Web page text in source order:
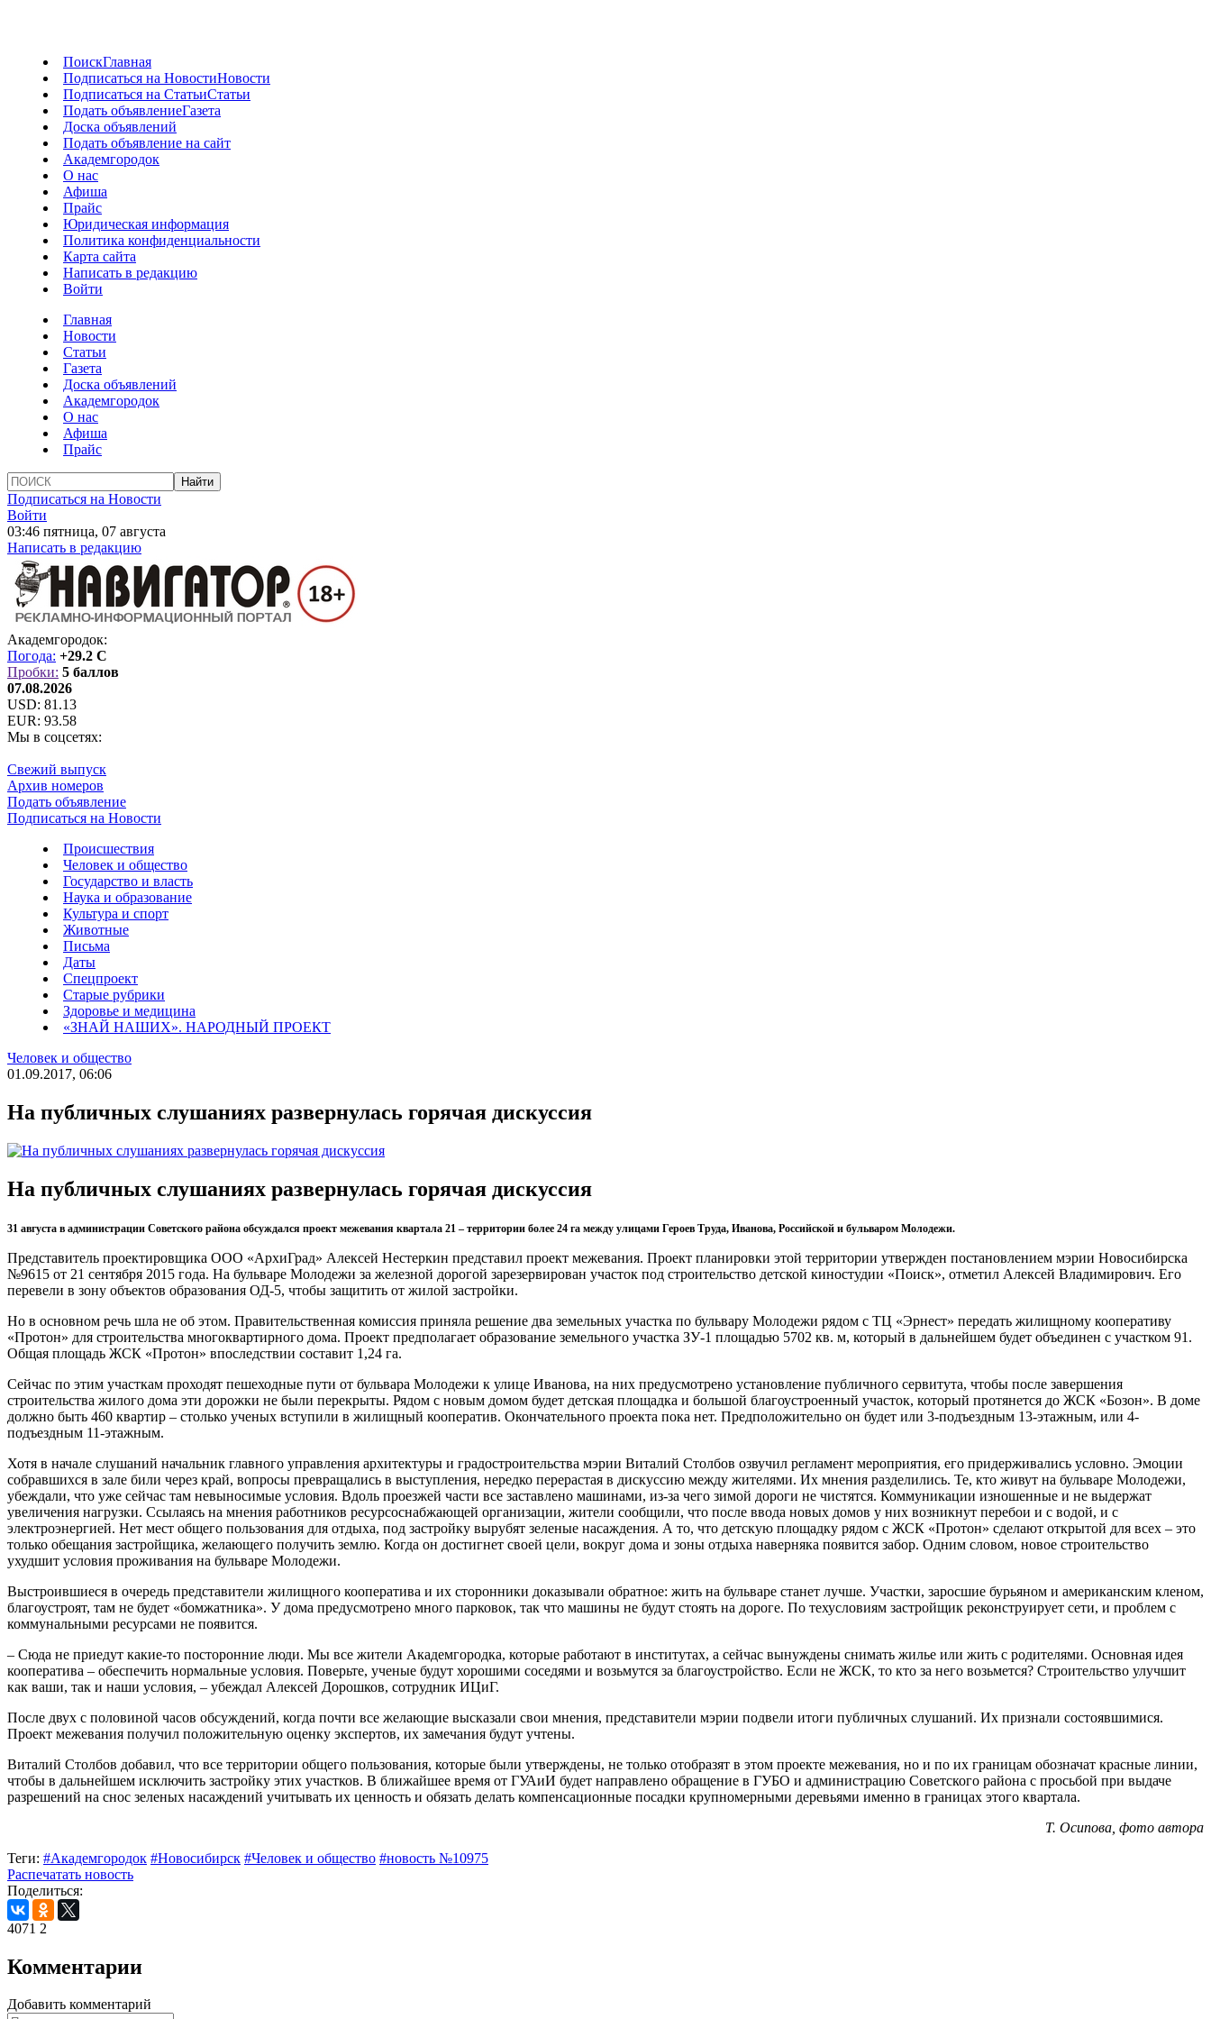
ПоискГлавная
Подписаться на НовостиНовости
Подписаться на СтатьиСтатьи
Подать объявлениеГазета
Доска объявлений
Подать объявление на сайт
Академгородок
О нас
Афиша
Прайс
Юридическая информация
Политика конфиденциальности
Карта сайта
Написать в редакцию
Войти
Главная
Новости
Статьи
Газета
Доска объявлений
Академгородок
О нас
Афиша
Прайс
Подписаться на Новости
Войти
03:46 пятница, 07 августа
Написать в редакцию
Академгородок:
Погода: +29.2 C
Пробки: 5 баллов
07.08.2026
USD: 81.13
EUR: 93.58
Мы в соцсетях:
Свежий выпуск
Архив номеров
Подать объявление
Подписаться на Новости
Происшествия
Человек и общество
Государство и власть
Наука и образование
Культура и спорт
Животные
Письма
Даты
Спецпроект
Старые рубрики
Здоровье и медицина
«ЗНАЙ НАШИХ». НАРОДНЫЙ ПРОЕКТ
Человек и общество
01.09.2017, 06:06
На публичных слушаниях развернулась горячая дискуссия
На публичных слушаниях развернулась горячая дискуссия
31 августа в администрации Советского района обсуждался проект межевания квартала 21 – территории более 24 га между улицами Героев Труда, Иванова, Российской и бульваром Молодежи.
Представитель проектировщика ООО «АрхиГрад» Алексей Нестеркин представил проект межевания. Проект планировки этой территории утвержден постановлением мэрии Новосибирска
№9615 от 21 сентября 2015 года. На бульваре Молодежи за железной дорогой зарезервирован участок под строительство детской киностудии «Поиск», отметил Алексей Владимирович. Его
перевели в зону объектов образования ОД-5, чтобы защитить от жилой застройки.
Но в основном речь шла не об этом. Правительственная комиссия приняла решение два земельных участка по бульвару Молодежи рядом с ТЦ «Эрнест» передать жилищному кооперативу
«Протон» для строительства многоквартирного дома. Проект предполагает образование земельного участка ЗУ-1 площадью 5702 кв. м, который в дальнейшем будет объединен с участком 91.
Общая площадь ЖСК «Протон» впоследствии составит 1,24 га.
Сейчас по этим участкам проходят пешеходные пути от бульвара Молодежи к улице Иванова, на них предусмотрено установление публичного сервитута, чтобы после завершения
строительства жилого дома эти дорожки не были перекрыты. Рядом с новым домом будет детская площадка и большой благоустроенный участок, который протянется до ЖСК «Бозон». В доме
должно быть 460 квартир – столько ученых вступили в жилищный кооператив. Окончательного проекта пока нет. Предположительно он будет или 3-подъездным 13-этажным, или 4-
подъездным 11-этажным.
Хотя в начале слушаний начальник главного управления архитектуры и градостроительства мэрии Виталий Столбов озвучил регламент мероприятия, его придерживались условно. Эмоции
собравшихся в зале били через край, вопросы превращались в выступления, нередко перерастая в дискуссию между жителями. Их мнения разделились. Те, кто живут на бульваре Молодежи,
убеждали, что уже сейчас там невыносимые условия. Вдоль проезжей части все заставлено машинами, из-за чего зимой дороги не чистятся. Коммуникации изношенные и не выдержат
увеличения нагрузки. Ссылаясь на мнения работников ресурсоснабжающей организации, жители сообщили, что после ввода новых домов у них возникнут перебои и с водой, и с
электроэнергией. Нет мест общего пользования для отдыха, под застройку вырубят зеленые насаждения. А то, что детскую площадку рядом с ЖСК «Протон» сделают открытой для всех – это
только обещания застройщика, желающего получить землю. Когда он достигнет своей цели, вокруг дома и зоны отдыха наверняка появится забор. Одним словом, новое строительство
ухудшит условия проживания на бульваре Молодежи.
Выстроившиеся в очередь представители жилищного кооператива и их сторонники доказывали обратное: жить на бульваре станет лучше. Участки, заросшие бурьяном и американским кленом,
благоустроят, там не будет «бомжатника». У дома предусмотрено много парковок, так что машины не будут стоять на дороге. По техусловиям застройщик реконструирует сети, и проблем с
коммунальными ресурсами не появится.
– Сюда не приедут какие-то посторонние люди. Мы все жители Академгородка, которые работают в институтах, а сейчас вынуждены снимать жилье или жить с родителями. Основная идея
кооператива – обеспечить нормальные условия. Поверьте, ученые будут хорошими соседями и возьмутся за благоустройство. Если не ЖСК, то кто за него возьмется? Строительство улучшит
как ваши, так и наши условия, – убеждал Алексей Дорошков, сотрудник ИЦиГ.
После двух с половиной часов обсуждений, когда почти все желающие высказали свои мнения, представители мэрии подвели итоги публичных слушаний. Их признали состоявшимися.
Проект межевания получил положительную оценку экспертов, их замечания будут учтены.
Виталий Столбов добавил, что все территории общего пользования, которые были утверждены, не только отобразят в этом проекте межевания, но и по их границам обозначат красные линии,
чтобы в дальнейшем исключить застройку этих участков. В ближайшее время от ГУАиИ будет направлено обращение в ГУБО и администрацию Советского района с просьбой при выдаче
разрешений на снос зеленых насаждений учитывать их ценность и обязать делать компенсационные посадки крупномерными деревьями именно в границах этого квартала.
Т. Осипова, фото автора
Теги: #Академгородок #Новосибирск #Человек и общество #новость №10975
Распечатать новость
Поделиться:
4071 2
Комментарии
Добавить комментарий